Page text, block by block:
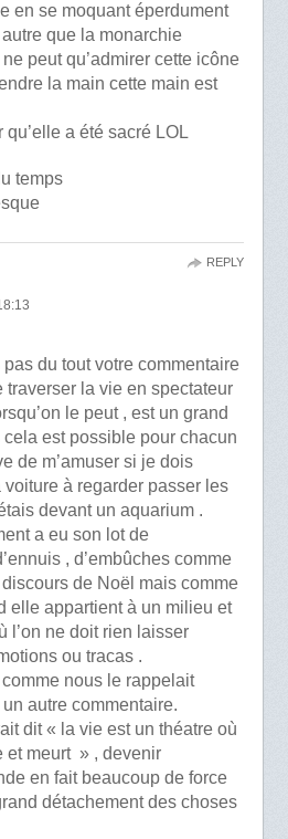
en se moquant éperdument
que la monarchie
peut qu’admirer cette icône
la main cette main est
a été sacré LOL
temps
du tout votre commentaire
traverser la vie en spectateur
le peut , est un grand
est possible pour chacun
de m’amuser si je dois
voiture à regarder passer les
devant un aquarium .
a eu son lot de
, d’embûches comme
de Noël mais comme
elle appartient à un milieu et
l’on ne doit rien laisser
ou tracas .
nous le rappelait
autre commentaire.
dit « la vie est un théatre où
et meurt » , devenir
en fait beaucoup de force
détachement des choses
REPLY